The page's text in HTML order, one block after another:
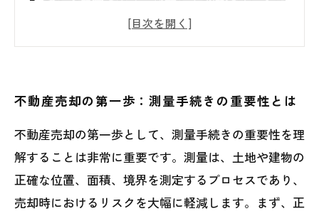
法律トラブルを避けるために：測量手続きの
メリット
販売価格の決定における測量の役割
測量手続きで不安を解消：スムーズな不動産
売却を目指そう
不動産売却成功への鍵：測量を活用した賢い
不動産売却の第一歩：測量手続きの重要性とは
不動産売却の第一歩として、測量手続きの重要性を理
解することは非常に重要です。測量は、土地や建物の
正確な位置、面積、境界を測定するプロセスであり、
売却時におけるリスクを大幅に軽減します。まず、正